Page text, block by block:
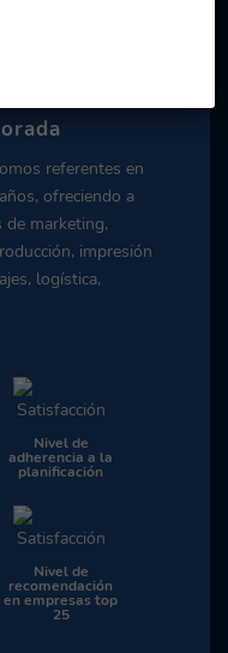
referentes en
ofreciendo a
marketing,
impresión
logística,
Nivel de
adherencia a la
planificación
Nivel de
recomendación
en empresas top
25